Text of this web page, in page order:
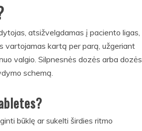
atsižvelgdamas į paciento ligas,
vartojamas kartą per parą, užgeriant
valgio. Silpnesnės dozės arba dozės
schemą.
būklę ar sukelti širdies ritmo